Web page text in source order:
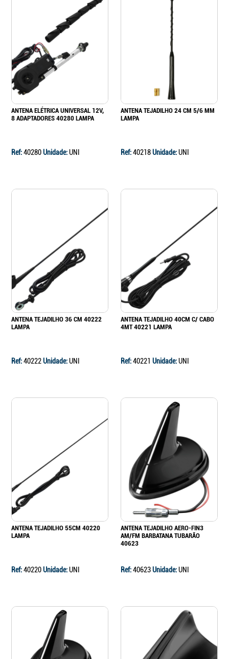
ANTENA ELÉTRICA UNIVERSAL 12V,
8 ADAPTADORES 40280 LAMPA
Ref:40280Unidade:UNI
ANTENA TEJADILHO 24 CM 5/6 MM
LAMPA
Ref:40218Unidade:UNI
ANTENA TEJADILHO 36 CM 40222
LAMPA
Ref:40222Unidade:UNI
ANTENA TEJADILHO 40CM C/ CABO
4MT 40221 LAMPA
Ref:40221 Unidade:UNI
ANTENA TEJADILHO 55CM 40220
LAMPA
Ref:40220Unidade:UNI
ANTENA TEJADILHO AERO-FIN3
AM/FM BARBATANA TUBARÃO
40623
Ref:40623Unidade:UNI